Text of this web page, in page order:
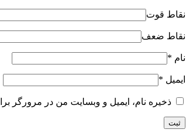
نقاط قوت
نقاط ضعف
نام *
ایمیل *
ذخیره نام، ایمیل و وبسایت من در مرورگر